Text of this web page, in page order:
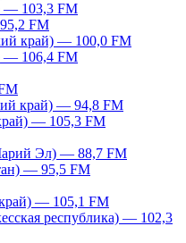
— 103,3 FM
FM
край) — 100,0 FM
— 106,4 FM
край) — 94,8 FM
— 105,3 FM
Эл) — 88,7 FM
— 95,5 FM
— 105,1 FM
республика) — 102,3